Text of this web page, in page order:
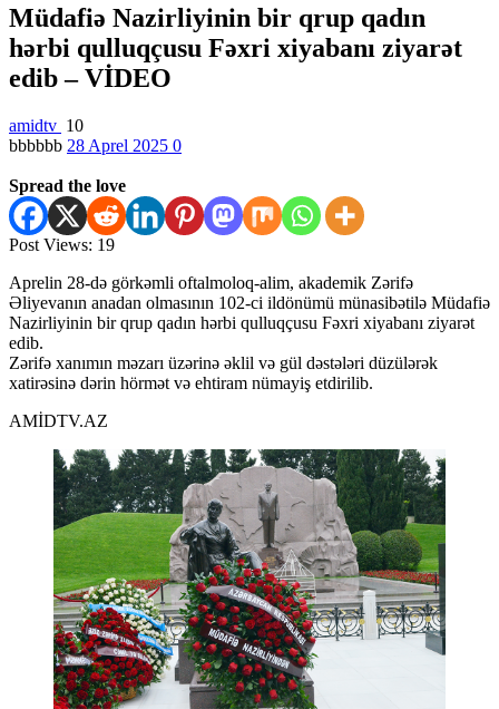
Müdafiə Nazirliyinin bir qrup qadın
hərbi qulluqçusu Fəxri xiyabanı ziyarət
edib – VİDEO
amidtv 10
bbbbbb 28 Aprel 2025 0
Spread the love
Post Views: 19
Aprelin 28-də görkəmli oftalmoloq-alim, akademik Zərifə
Əliyevanın anadan olmasının 102-ci ildönümü münasibətilə Müdafiə
Nazirliyinin bir qrup qadın hərbi qulluqçusu Fəxri xiyabanı ziyarət
edib.
Zərifə xanımın məzarı üzərinə əklil və gül dəstələri düzülərək
xatirəsinə dərin hörmət və ehtiram nümayiş etdirilib.
AMİDTV.AZ